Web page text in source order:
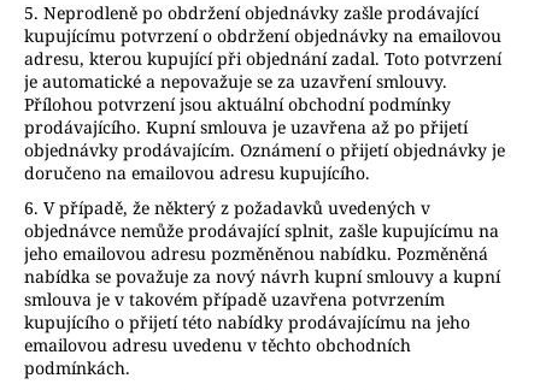
5. Neprodleně po obdržení objednávky zašle prodávající
kupujícímu potvrzení o obdržení objednávky na emailovou
adresu, kterou kupující při objednání zadal. Toto potvrzení
je automatické a nepovažuje se za uzavření smlouvy.
Přílohou potvrzení jsou aktuální obchodní podmínky
prodávajícího. Kupní smlouva je uzavřena až po přijetí
objednávky prodávajícím. Oznámení o přijetí objednávky je
doručeno na emailovou adresu kupujícího.
6. V případě, že některý z požadavků uvedených v
objednávce nemůže prodávající splnit, zašle kupujícímu na
jeho emailovou adresu pozměněnou nabídku. Pozměněná
nabídka se považuje za nový návrh kupní smlouvy a kupní
smlouva je v takovém případě uzavřena potvrzením
kupujícího o přijetí této nabídky prodávajícímu na jeho
emailovou adresu uvedenu v těchto obchodních
podmínkách.